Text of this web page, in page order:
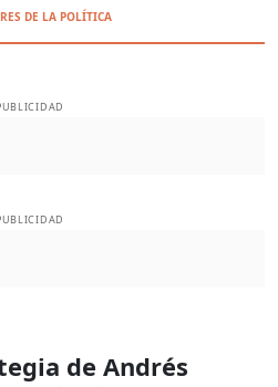
DE LA POLÍTICA
de Andrés